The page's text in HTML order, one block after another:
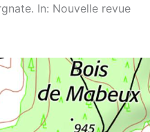
In: Nouvelle revue